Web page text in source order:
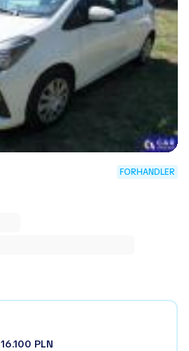
FORHANDLER
16.100 PLN